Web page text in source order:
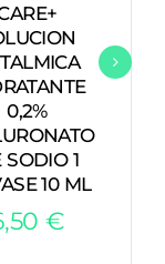
0,2%
SODIO 1
10 ML
€